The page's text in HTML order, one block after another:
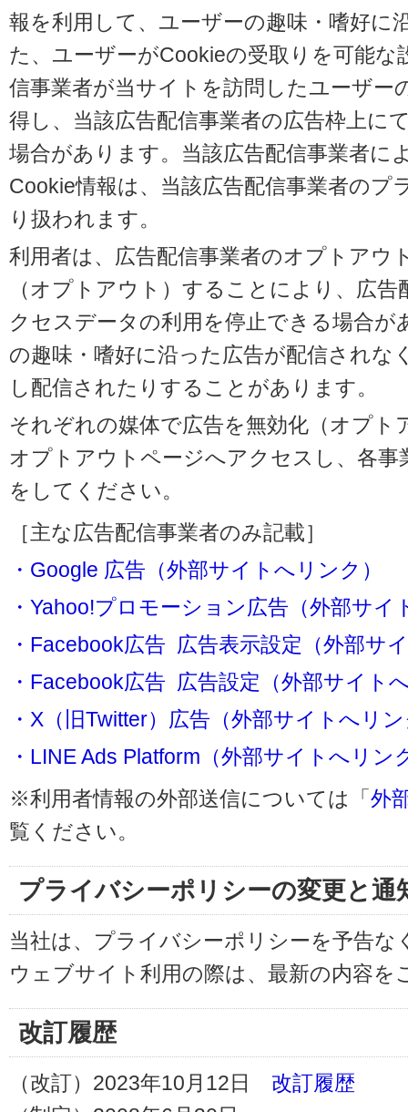
報を利用して、ユーザーの趣味・嗜好に
た、ユーザーがCookieの受取りを可能
信事業者が当サイトを訪問したユーザー
得し、当該広告配信事業者の広告枠上に
場合があります。当該広告配信事業者に
Cookie情報は、当該広告配信事業者のプ
り扱われます。
利用者は、広告配信事業者のオプトアウ
（オプトアウト）することにより、広
クセスデータの利用を停止できる場合が
の趣味・嗜好に沿った広告が配信されな
し配信されたりすることがあります。
それぞれの媒体で広告を無効化（オプト
オプトアウトページへアクセスし、各
をしてください。
［主な広告配信事業者のみ記載］
・Google 広告（外部サイトへリンク）
・Yahoo!プロモーション広告（外部サイ
・Facebook広告 広告表示設定（外部サ
・Facebook広告 広告設定（外部サイト
・X（旧Twitter）広告（外部サイトへリ
・LINE Ads Platform（外部サイトへリン
※利用者情報の外部送信については「外
覧ください。
プライバシーポリシーの変更と通
当社は、プライバシーポリシーを予告
ウェブサイト利用の際は、最新の内容を
改訂履歴
（改訂）2023年10月12日 改訂履歴